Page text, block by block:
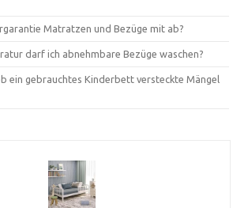
Matratzen und Bezüge mit ab?
darf ich abnehmbare Bezüge waschen?
ein gebrauchtes Kinderbett versteckte Mängel